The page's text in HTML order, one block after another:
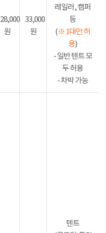
28,000
원
33,000
원
레일러, 캠퍼
등
(※ 1대만 허
용)
- 일반 텐트 모
두 허용
- 차박 가능
텐트